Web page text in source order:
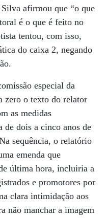
afirmou que “o que
é o que é feito no
tentou, com isso,
do caixa 2, negando
especial da
zero o texto do relator
as medidas
de dois a cinco anos de
sequência, o relatório
emenda que
última hora, incluiria a
e promotores por
clara intimidação aos
não manchar a imagem